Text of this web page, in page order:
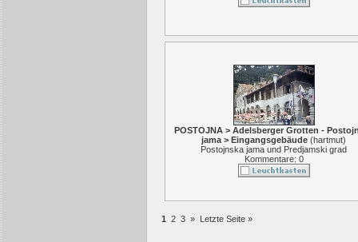
POSTOJNA > Adelsberger Grotten -
jama > Eingangsgebäude (hartmut)
Postojnska jama und Predjamski grad
Kommentare: 0
1 2 3 » Letzte Seite »